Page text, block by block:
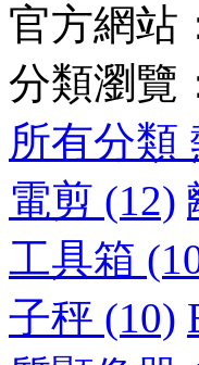
官方網站
分類瀏覽
所有分類
電剪 (12)
工具箱
子秤 (10)